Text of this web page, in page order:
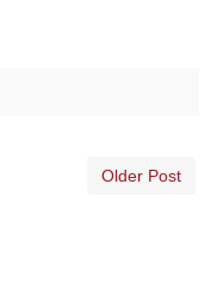
Older Post